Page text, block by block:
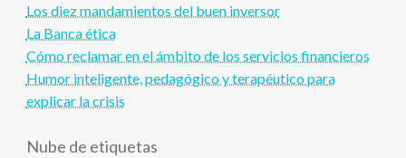
Los diez mandamientos del buen inversor
La Banca ética
Cómo reclamar en el ámbito de los servicios financieros
Humor inteligente, pedagógico y terapéutico para
explicar la crisis
Nube de etiquetas